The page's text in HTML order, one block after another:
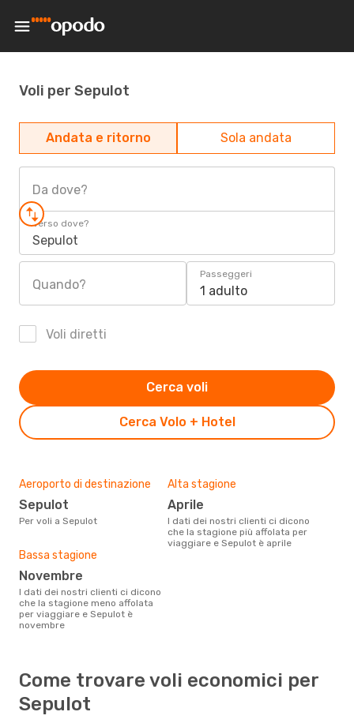
Voli per Sepulot
Andata e ritorno Sola andata
Da dove?
Verso dove?
Sepulot
Quando?
Passeggeri
1 adulto
Voli diretti
Cerca Volo + Hotel
Cerca voli
Aeroporto di destinazione
Sepulot
Per voli a Sepulot
Alta stagione
aprile
I dati dei nostri clienti ci dicono
che la stagione più affolata per
viaggiare e Sepulot è aprile
Bassa stagione
novembre
I dati dei nostri clienti ci dicono
che la stagione meno affolata
per viaggiare e Sepulot è
novembre
Come trovare voli economici per
Sepulot